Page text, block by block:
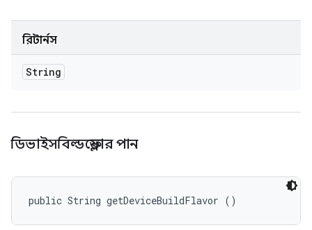
রিটার্নস
String
ডিভাইসবিল্ডফ্লেভার পান
public String getDeviceBuildFlavor ()